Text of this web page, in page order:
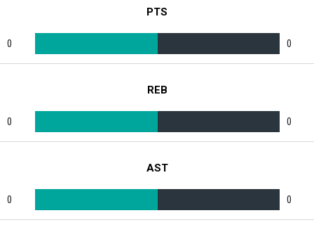
PTS
0 0
REB
0 0
AST
0 0